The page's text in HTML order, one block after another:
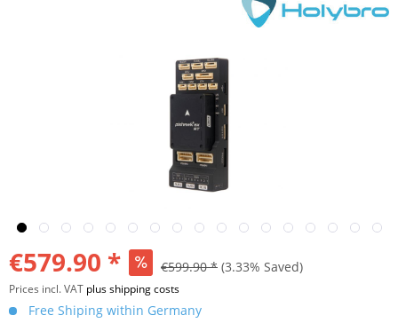
€579.90 * €599.90 * (3.33% Saved)
Prices incl. VAT plus shipping costs
Free Shiping within Germany